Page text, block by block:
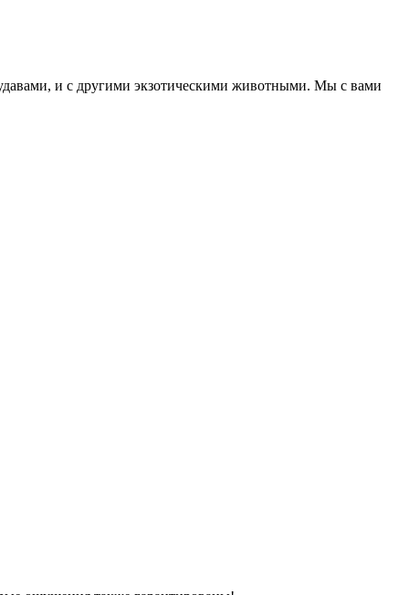
и с другими экзотическими животными. Мы с вами